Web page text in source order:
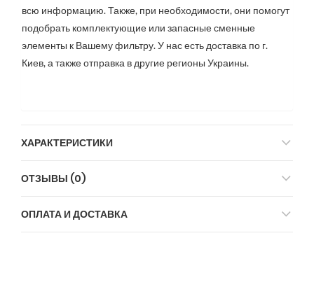
всю информацию. Также, при необходимости, они помогут
подобрать комплектующие или запасные сменные
элементы к Вашему фильтру. У нас есть доставка по г.
Киев, а также отправка в другие регионы Украины.
ХАРАКТЕРИСТИКИ
ОТЗЫВЫ (0)
ОПЛАТА И ДОСТАВКА